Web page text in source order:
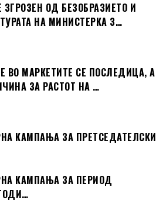
ЗГРОЗЕН ОД БЕЗОБРАЗИЕТО И
НА МИНИСТЕРКА З…
ВО МАРКЕТИТЕ СЕ ПОСЛЕДИЦА, А
ЗА РАСТОТ НА …
КАМПАЊА ЗА ПРЕТСЕДАТЕЛСКИ
КАМПАЊА ЗА ПЕРИОД